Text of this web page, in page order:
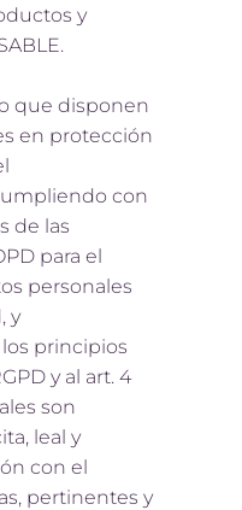
y
que disponen
en protección
con
de las
para el
personales
y
principios
y al art. 4
son
leal y
con el
pertinentes y